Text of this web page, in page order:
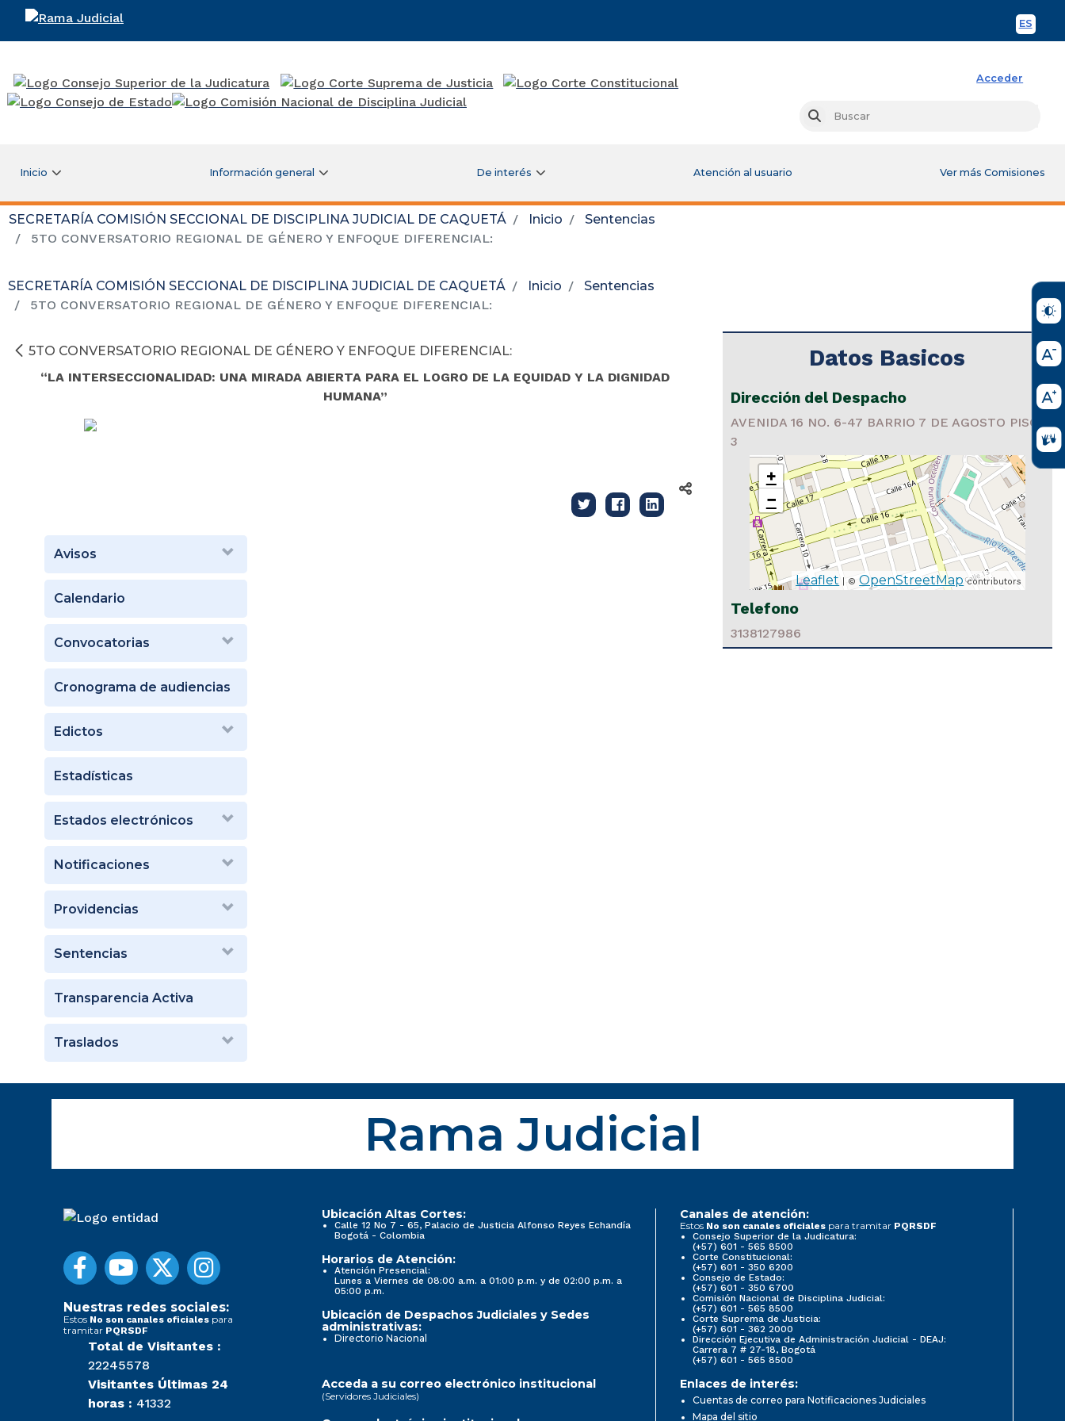
ES
Rama Judicial
Acceder
Buscar
Inicio Información general De interés Atención al usuario Ver más Comisiones
SECRETARÍA COMISIÓN SECCIONAL DE DISCIPLINA JUDICIAL DE CAQUETÁ Inicio
Sentencias
5TO CONVERSATORIO REGIONAL DE GÉNERO Y ENFOQUE DIFERENCIAL:
SECRETARÍA COMISIÓN SECCIONAL DE DISCIPLINA JUDICIAL DE CAQUETÁ Inicio
Sentencias
5TO CONVERSATORIO REGIONAL DE GÉNERO Y ENFOQUE DIFERENCIAL:
5TO CONVERSATORIO REGIONAL DE GÉNERO Y ENFOQUE DIFERENCIAL:
“LA INTERSECCIONALIDAD: UNA MIRADA ABIERTA PARA EL LOGRO DE LA EQUIDAD Y LA DIGNIDAD
HUMANA”
Avisos
Calendario
Convocatorias
Cronograma de audiencias
Edictos
Estadísticas
Estados electrónicos
Notificaciones
Providencias
Sentencias
Transparencia Activa
Traslados
Datos Basicos
Dirección del Despacho
AVENIDA 16 NO. 6-47 BARRIO 7 DE AGOSTO PISO
3
+
−
Leaflet | ©OpenStreetMap contributors
Telefono
3138127986
Rama Judicial
Nuestras redes sociales:
Estos No son canales oficiales para
tramitar PQRSDF
Total de Visitantes :
22245578
Visitantes Últimas 24
horas : 41332
Ubicación Altas Cortes:
Calle 12 No 7 - 65, Palacio de Justicia Alfonso Reyes Echandía
Bogotá - Colombia
Horarios de Atención:
Atención Presencial:
Lunes a Viernes de 08:00 a.m. a 01:00 p.m. y de 02:00 p.m. a
05:00 p.m.
Ubicación de Despachos Judiciales y Sedes
administrativas:
Directorio Nacional
Canales de atención:
Estos No son canales oficiales para tramitar PQRSDF
Consejo Superior de la Judicatura:
(+57) 601 - 565 8500
Corte Constitucional:
(+57) 601 - 350 6200
Consejo de Estado:
(+57) 601 - 350 6700
Comisión Nacional de Disciplina Judicial:
(+57) 601 - 565 8500
Corte Suprema de Justicia:
(+57) 601 - 362 2000
Dirección Ejecutiva de Administración Judicial - DEAJ:
Carrera 7 # 27-18, Bogotá
(+57) 601 - 565 8500
Acceda a su correo electrónico institucional
(Servidores Judiciales)
Enlaces de interés:
Cuentas de correo para Notificaciones Judiciales
Mapa del sitio